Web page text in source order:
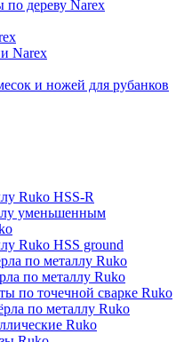
по дереву Narex
Narex
и ножей для рубанков
Ruko HSS-R
уменьшенным
Ruko HSS ground
по металлу Ruko
по металлу Ruko
по точечной сварке Ruko
по металлу Ruko
Ruko